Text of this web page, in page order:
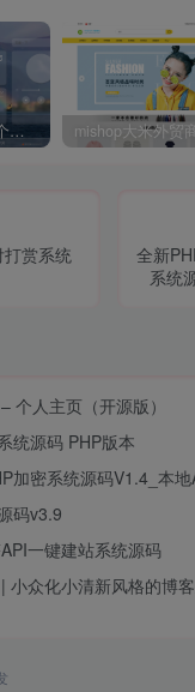
毛玻璃拟态UI – 个人主页（开源版）
赏系统
全新
系统
个人主页（开源版）
统源码 PHP版本
加密系统源码V1.4_本
码v3.9
一键建站系统源码
小众化小清新风格的博